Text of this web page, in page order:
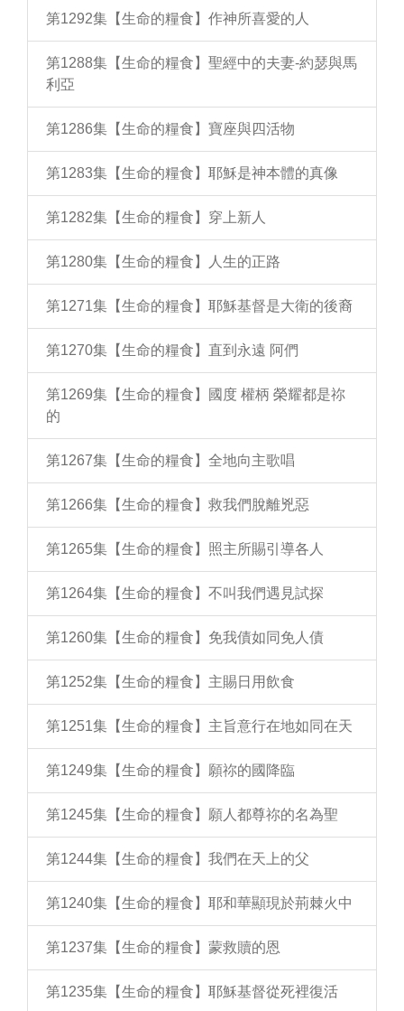
第1292集【生命的糧食】作神所喜愛的人
第1288集【生命的糧食】聖經中的夫妻-約瑟與馬
利亞
第1286集【生命的糧食】寶座與四活物
第1283集【生命的糧食】耶穌是神本體的真像
第1282集【生命的糧食】穿上新人
第1280集【生命的糧食】人生的正路
第1271集【生命的糧食】耶穌基督是大衛的後裔
第1270集【生命的糧食】直到永遠 阿們
第1269集【生命的糧食】國度 權柄 榮耀都是祢
的
第1267集【生命的糧食】全地向主歌唱
第1266集【生命的糧食】救我們脫離兇惡
第1265集【生命的糧食】照主所賜引導各人
第1264集【生命的糧食】不叫我們遇見試探
第1260集【生命的糧食】免我債如同免人債
第1252集【生命的糧食】主賜日用飲食
第1251集【生命的糧食】主旨意行在地如同在天
第1249集【生命的糧食】願祢的國降臨
第1245集【生命的糧食】願人都尊祢的名為聖
第1244集【生命的糧食】我們在天上的父
第1240集【生命的糧食】耶和華顯現於荊棘火中
第1237集【生命的糧食】蒙救贖的恩
第1235集【生命的糧食】耶穌基督從死裡復活